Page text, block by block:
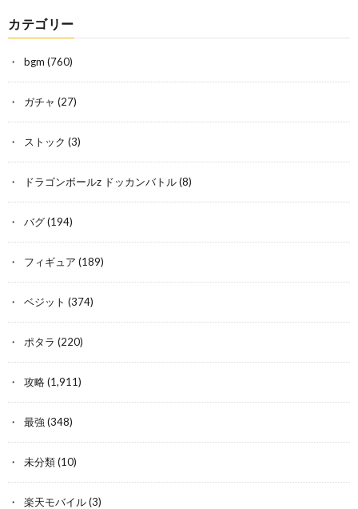
カテゴリー
bgm (760)
ガチャ (27)
ストック (3)
ドラゴンボールz ドッカンバトル(8)
バグ(194)
フィギュア (189)
ベジット (374)
ポタラ (220)
攻略(1,911)
最強 (348)
未分類(10)
楽天モバイル(3)